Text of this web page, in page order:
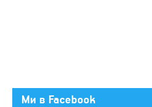
Ми в Facebook